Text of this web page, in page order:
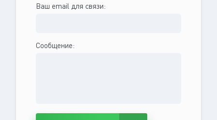
Ваш email для связи:
Сообщение: